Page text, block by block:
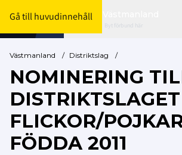
Gå till huvudinnehåll
Byt förbund här
Västmanland / Distriktslag /
NOMINERING
DISTRIKTSLAGET
FLICKOR/
FÖDDA 2011